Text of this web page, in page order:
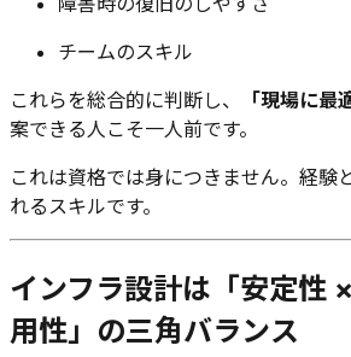
チームのスキル
これらを総合的に判断し、
「現場に最
案できる人こそ一人前です。
これは資格では身につきません。経験
れるスキルです。
インフラ設計は「安定性
用性」の三角バランス